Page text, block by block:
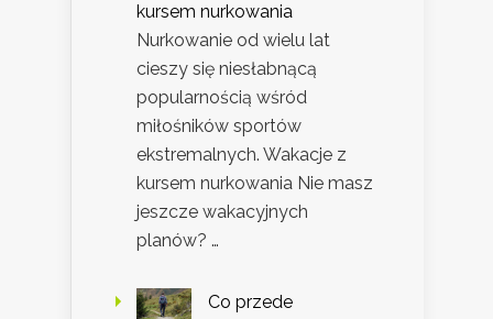
kursem nurkowania
Nurkowanie od wielu lat
cieszy się niesłabnącą
popularnością wśród
miłośników sportów
ekstremalnych. Wakacje z
kursem nurkowania Nie masz
jeszcze wakacyjnych
planów? …
Co przede